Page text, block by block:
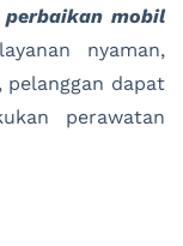
perbaikan mobil
nyaman,
pelanggan dapat
perawatan